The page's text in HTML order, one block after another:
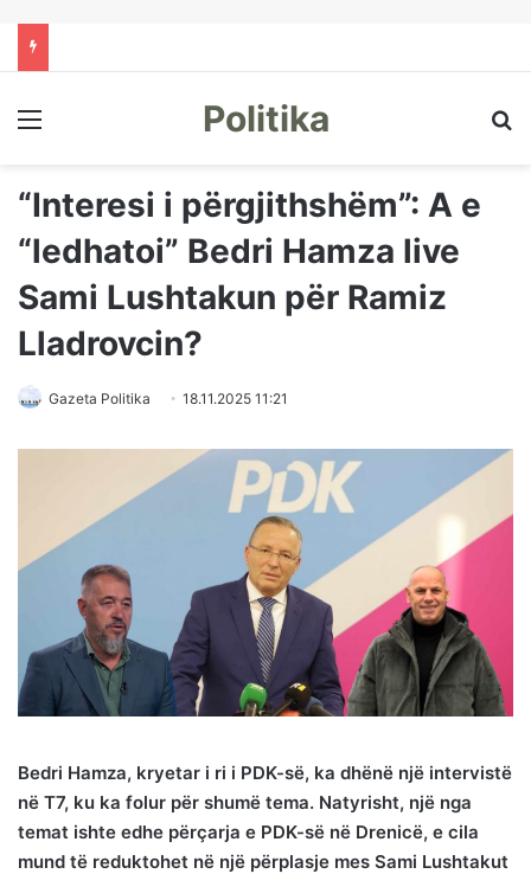
Menu Politika
“Interesi i përgjithshëm”: A e
“ledhatoi” Bedri Hamza live
Sami Lushtakun për Ramiz
Lladrovcin?
Gazeta Politika 18.11.2025 11:21
Bedri Hamza, kryetar i ri i PDK-së, ka dhënë një intervistë
në T7, ku ka folur për shumë tema. Natyrisht, një nga
temat ishte edhe përçarja e PDK-së në Drenicë, e cila
mund të reduktohet në një përplasje mes Sami Lushtakut